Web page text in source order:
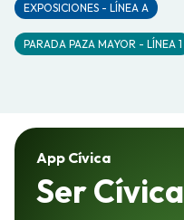
EXPOSICIONES - LÍNEA A
PARADA PAZA MAYOR - LÍNEA 1
App Cívica
Ser Cívica